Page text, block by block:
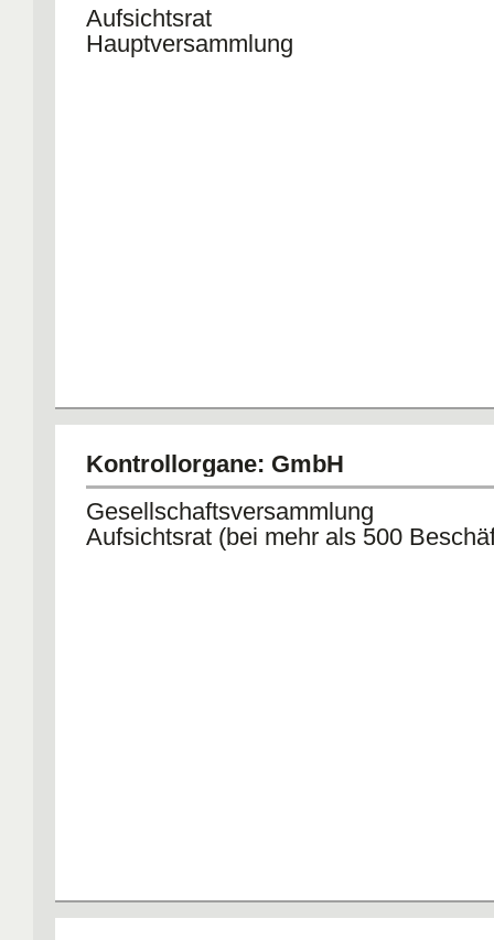
Aufsichtsrat
Hauptversammlung
Kontrollorgane: GmbH
Gesellschaftsversammlung
Aufsichtsrat (bei mehr als 500